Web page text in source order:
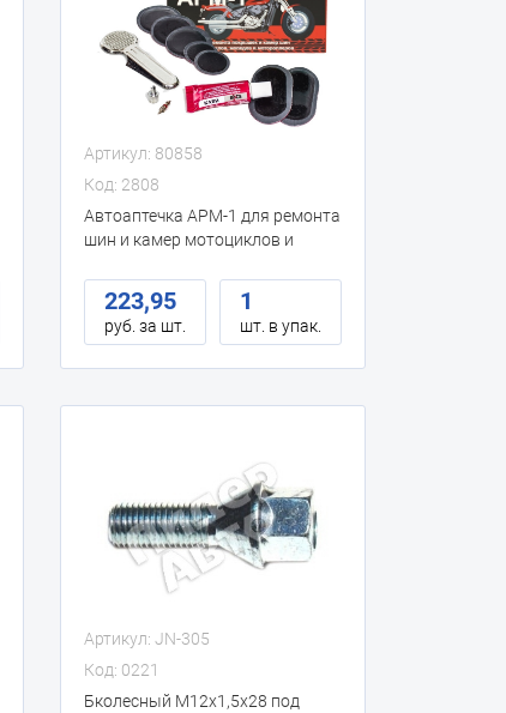
Артикул: 80858
Код: 2808
Автоаптечка АРМ-1 для ремонта
шин и камер мотоциклов и
223,95
руб. за шт.
1
шт. в упак.
Артикул: JN-305
Код: 0221
Бколесный М12х1,5х28 под